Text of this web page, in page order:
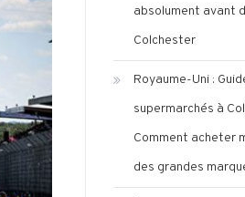
absolument avant
Colchester
Royaume-Uni :
supermarchés à
Comment acheter
des grandes